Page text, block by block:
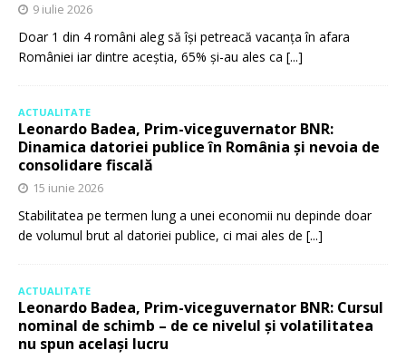
9 iulie 2026
Doar 1 din 4 români aleg să își petreacă vacanța în afara
României iar dintre aceștia, 65% și-au ales ca [...]
ACTUALITATE
Leonardo Badea, Prim-viceguvernator BNR:
Dinamica datoriei publice în România și nevoia de
consolidare fiscală
15 iunie 2026
Stabilitatea pe termen lung a unei economii nu depinde doar
de volumul brut al datoriei publice, ci mai ales de [...]
ACTUALITATE
Leonardo Badea, Prim-viceguvernator BNR: Cursul
nominal de schimb – de ce nivelul și volatilitatea
nu spun același lucru